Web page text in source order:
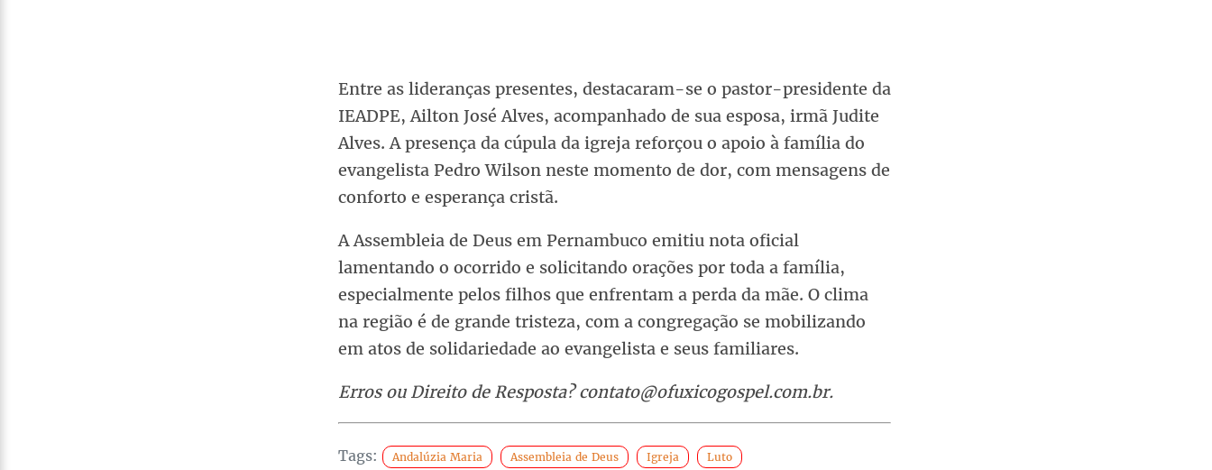
Entre as lideranças presentes, destacaram-se o pastor-presidente da
IEADPE, Ailton José Alves, acompanhado de sua esposa, irmã Judite
Alves. A presença da cúpula da igreja reforçou o apoio à família do
evangelista Pedro Wilson neste momento de dor, com mensagens de
conforto e esperança cristã.
A Assembleia de Deus em Pernambuco emitiu nota oficial
lamentando o ocorrido e solicitando orações por toda a família,
especialmente pelos filhos que enfrentam a perda da mãe. O clima
na região é de grande tristeza, com a congregação se mobilizando
em atos de solidariedade ao evangelista e seus familiares.
Erros ou Direito de Resposta? contato@ofuxicogospel.com.br.
Tags: Andalúzia Maria Assembleia de Deus Igreja Luto